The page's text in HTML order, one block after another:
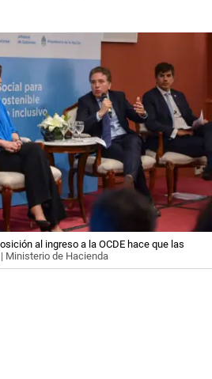
al ingreso a la OCDE hace que las
| Ministerio de Hacienda